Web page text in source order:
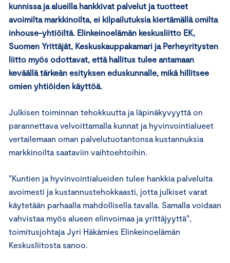
kunnissa ja alueilla hankkivat palvelut ja tuotteet
avoimilta markkinoilta, ei kilpailutuksia kiertämällä omilta
inhouse-yhtiöiltä. Elinkeinoelämän keskusliitto EK,
Suomen Yrittäjät, Keskuskauppakamari ja Perheyritysten
liitto myös odottavat, että hallitus tulee antamaan
keväällä tärkeän esityksen eduskunnalle, mikä hillitsee
omien yhtiöiden käyttöä.
Julkisen toiminnan tehokkuutta ja läpinäkyvyyttä on
parannettava velvoittamalla kunnat ja hyvinvointialueet
vertailemaan oman palvelutuotantonsa kustannuksia
markkinoilta saataviin vaihtoehtoihin.
”Kuntien ja hyvinvointialueiden tulee hankkia palveluita
avoimesti ja kustannustehokkaasti, jotta julkiset varat
käytetään parhaalla mahdollisella tavalla. Samalla voidaan
vahvistaa myös alueen elinvoimaa ja yrittäjyyttä”,
toimitusjohtaja Jyri Häkämies Elinkeinoelämän
Keskusliitosta sanoo.